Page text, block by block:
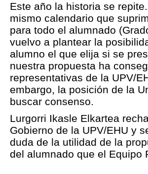
Este año la historia se
mismo calendario que
para todo el alumnado
vuelvo a plantear la
alumno el que elija si se
nuestra propuesta ha
representativas de la UPV/
embargo, la posición de la
buscar consenso.
Lurgorri Ikasle Elkartea
Gobierno de la UPV/EHU y
duda de la utilidad de la
del alumnado que el Equipo